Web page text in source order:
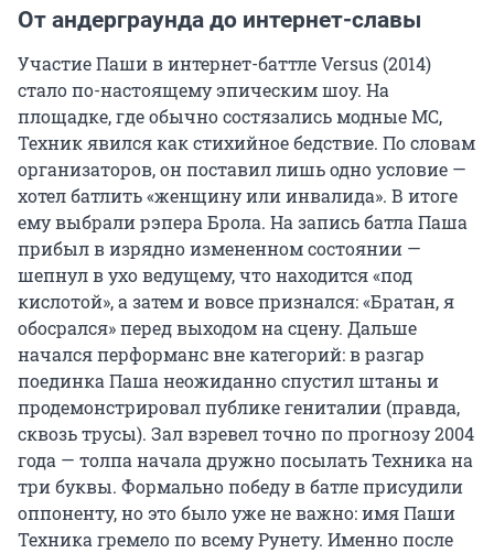
От андерграунда до интернет-славы
Участие Паши в интернет-баттле Versus (2014)
стало по-настоящему эпическим шоу. На
площадке, где обычно состязались модные МС,
Техник явился как стихийное бедствие. По словам
организаторов, он поставил лишь одно условие —
хотел батлить «женщину или инвалида». В итоге
ему выбрали рэпера Брола. На запись батла Паша
прибыл в изрядно измененном состоянии —
шепнул в ухо ведущему, что находится «под
кислотой», а затем и вовсе признался: «Братан, я
обосрался» перед выходом на сцену. Дальше
начался перформанс вне категорий: в разгар
поединка Паша неожиданно спустил штаны и
продемонстрировал публике гениталии (правда,
сквозь трусы). Зал взревел точно по прогнозу 2004
года — толпа начала дружно посылать Техника на
три буквы. Формально победу в батле присудили
оппоненту, но это было уже не важно: имя Паши
Техника гремело по всему Рунету. Именно после